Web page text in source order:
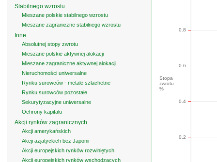
Stopa
zwrotu
%
0.2
0.4
0.6
0.8
Stabilnego wzrostu
Mieszane polskie stabilnego wzrostu
Mieszane zagraniczne stabilnego wzrostu
Inne
Absolutnej stopy zwrotu
Mieszane polskie aktywnej alokacji
Mieszane zagraniczne aktywnej alokacji
Nieruchomości uniwersalne
Rynku surowców - metale szlachetne
Rynku surowców pozostałe
Sekurytyzacyjne uniwersalne
Ochrony kapitału
Akcji rynków zagranicznych
Akcji amerykańskich
Akcji azjatyckich bez Japonii
Akcji europejskich rynków rozwiniętych
Akcji europejskich rynków wschodzących